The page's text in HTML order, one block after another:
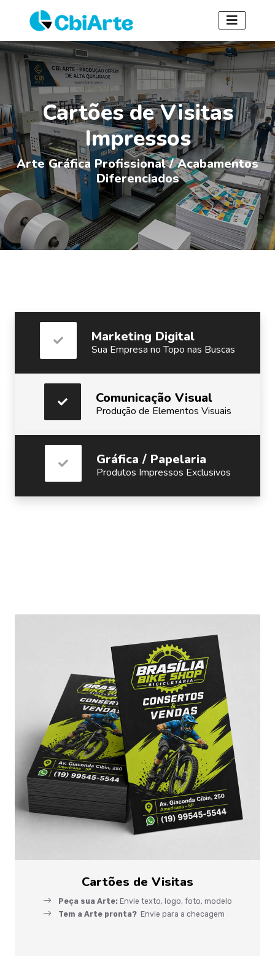
Cartões de Visitas
Impressos
Arte Gráfica Profissional / Acabamentos
Diferenciados
Marketing Digital
Sua Empresa no Topo nas Buscas
Comunicação Visual
Produção de Elementos Visuais
Gráfica / Papelaria
Produtos Impressos Exclusivos
Cartões de Visitas
Peça sua Arte: Envie texto, logo, foto, modelo
Tem a Arte pronta? Envie para a checagem